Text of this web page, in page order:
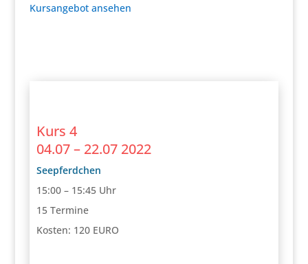
Kursangebot ansehen
Kurs 4
04.07 – 22.07 2022
Seepferdchen
15:00 – 15:45 Uhr
15 Termine
Kosten: 120 EURO